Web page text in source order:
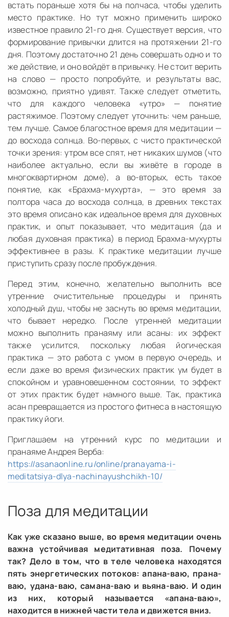
встать пораньше хотя бы на полчаса, чтобы уделить
место практике. Но тут можно применить широко
известное правило 21-го дня. Существует версия, что
формирование привычки длится на протяжении 21-го
дня. Поэтому достаточно 21 день совершать одно и то
же действие, и оно войдёт в привычку. Не стоит верить
на слово — просто попробуйте, и результаты вас,
возможно, приятно удивят. Также следует отметить,
что для каждого человека «утро» — понятие
растяжимое. Поэтому следует уточнить: чем раньше,
тем лучше. Самое благостное время для медитации —
до восхода солнца. Во-первых, с чисто практической
точки зрения: утром все спят, нет никаких шумов (что
наиболее актуально, если вы живёте в городе в
многоквартирном доме), а во-вторых, есть такое
понятие, как «Брахма-мухурта», — это время за
полтора часа до восхода солнца, в древних текстах
это время описано как идеальное время для духовных
практик, и опыт показывает, что медитация (да и
любая духовная практика) в период Брахма-мухурты
эффективнее в разы. К практике медитации лучше
приступить сразу после пробуждения.
Перед этим, конечно, желательно выполнить все
утренние очистительные процедуры и принять
холодный душ, чтобы не заснуть во время медитации,
что бывает нередко. После утренней медитации
можно выполнить пранаяму или асаны: их эффект
также усилится, поскольку любая йогическая
практика — это работа с умом в первую очередь, и
если даже во время физических практик ум будет в
спокойном и уравновешенном состоянии, то эффект
от этих практик будет намного выше. Так, практика
асан превращается из простого фитнеса в настоящую
практику йоги.
Приглашаем на утренний курс по медитации и
пранаяме Андрея Верба:
https://asanaonline.ru/online/pranayama-i-
meditatsiya-dlya-nachinayushchikh-10/
Поза для медитации
Как уже сказано выше, во время медитации очень
важна устойчивая медитативная поза. Почему
так? Дело в том, что в теле человека находятся
пять энергетических потоков: апана-ваю, прана-
ваю, удана-ваю, самана-ваю и вьяна-ваю. И один
из них, который называется «апана-ваю»,
находится в нижней части тела и движется вниз.